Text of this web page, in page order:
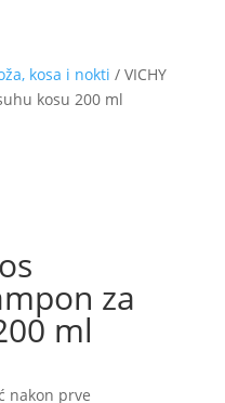
kosa i nokti / VICHY
kosu 200 ml
za
ml
nakon prve